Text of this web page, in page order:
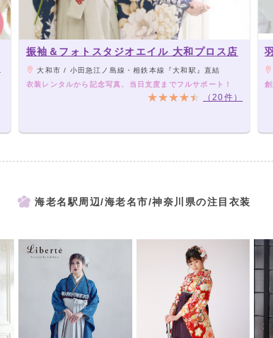
振袖＆フォトスタジオエイル 大和プロス店
大和市 / 小田急江ノ島線・相鉄本線『大和駅』直結
衣装レンタルから記念写真、当日支度までフルサポート！
（20件）
海老名駅周辺/海老名市/神奈川県の注目衣装